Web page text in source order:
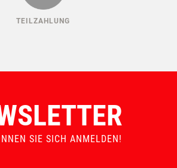
TEILZAHLUNG
SIE SICH ANMELDEN!